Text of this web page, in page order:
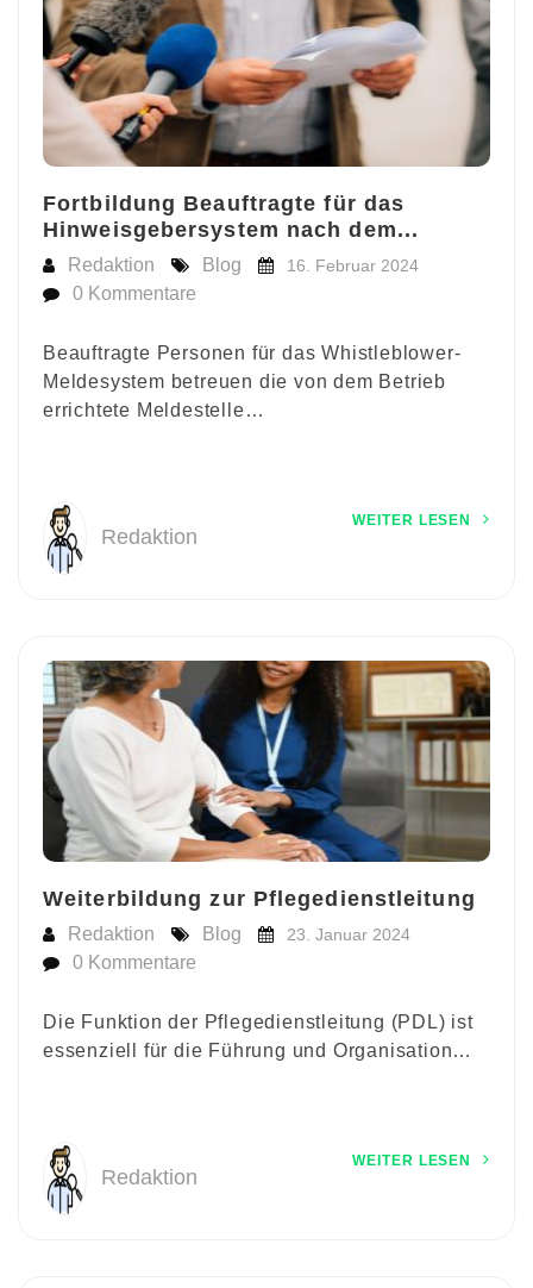
Fortbildung Beauftragte für das
Hinweisgebersystem nach dem...
Redaktion Blog 16. Februar 2024
0 Kommentare
Beauftragte Personen für das Whistleblower-
Meldesystem betreuen die von dem Betrieb
errichtete Meldestelle…
Redaktion
WEITER LESEN
Weiterbildung zur Pflegedienstleitung
Redaktion Blog 23. Januar 2024
0 Kommentare
Die Funktion der Pflegedienstleitung (PDL) ist
essenziell für die Führung und Organisation…
Redaktion
WEITER LESEN